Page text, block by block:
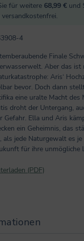
für weitere 68,99 € und
4
Finale
Aber das ist
Aris‘
bevor. Doch dann
eine uralte Macht des
droht der Untergang,
Gefahr. Ella und Aris
ein Geheimnis, das
jede Naturgewalt es je
für ihre unmögliche
(PDF)